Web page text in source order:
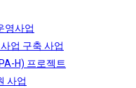
영사업
업 구축 사업
H) 프로젝트​
사업